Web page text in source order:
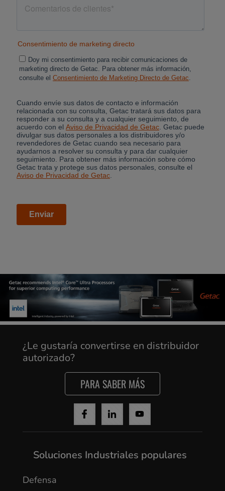
¿Le gustaría convertirse en distribuidor
autorizado?
PARA SABER MÁS
Soluciones Industriales populares
Defensa